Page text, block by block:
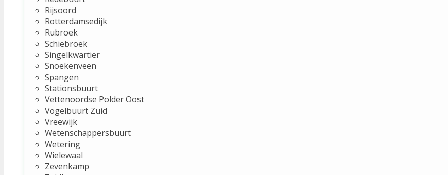
Rijsoord
Rotterdamsedijk
Rubroek
Schiebroek
Singelkwartier
Snoekenveen
Spangen
Stationsbuurt
Vettenoordse Polder Oost
Vogelbuurt Zuid
Vreewijk
Wetenschappersbuurt
Wetering
Wielewaal
Zevenkamp